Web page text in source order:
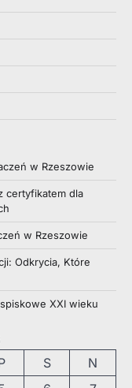
w Rzeszowie
certyfikatem dla
w Rzeszowie
Odkrycia, Które
XXI wieku
S
N